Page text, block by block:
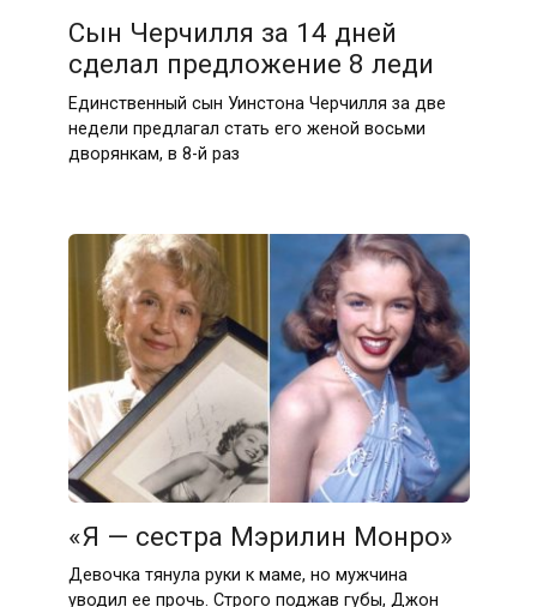
Сын Черчилля за 14 дней
сделал предложение 8 леди
Единственный сын Уинстона Черчилля за две
недели предлагал стать его женой восьми
дворянкам, в 8-й раз
«Я — сестра Мэрилин Монро»
Девочка тянула руки к маме, но мужчина
уводил ее прочь. Строго поджав губы, Джон